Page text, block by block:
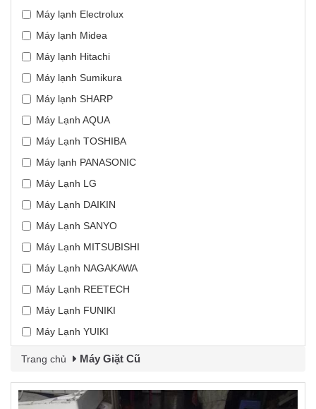
Máy lạnh Electrolux
Máy lạnh Midea
Máy lạnh Hitachi
Máy lạnh Sumikura
Máy lạnh SHARP
Máy Lạnh AQUA
Máy Lạnh TOSHIBA
Máy lạnh PANASONIC
Máy Lạnh LG
Máy Lạnh DAIKIN
Máy Lạnh SANYO
Máy Lạnh MITSUBISHI
Máy Lạnh NAGAKAWA
Máy Lạnh REETECH
Máy Lạnh FUNIKI
Máy Lạnh YUIKI
Trang chủ Máy Giặt Cũ